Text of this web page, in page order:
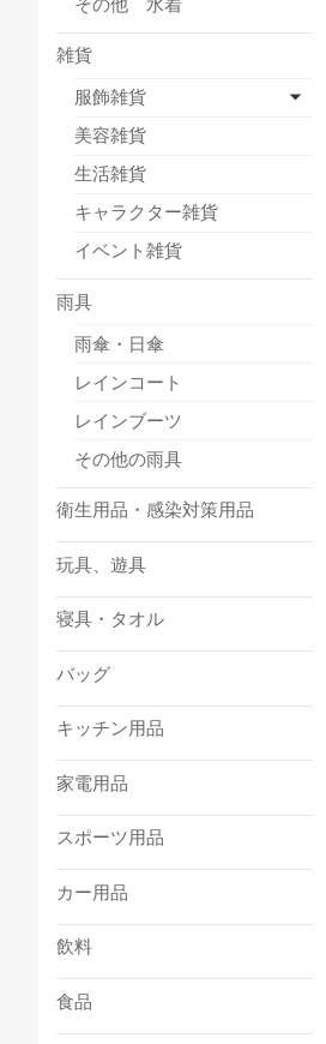
雑貨
服飾雑貨
美容雑貨
生活雑貨
キャラクター雑貨
イベント雑貨
雨具
雨傘・日傘
レインコート
レインブーツ
その他の雨具
衛生用品・感染対策用品
玩具、遊具
寝具・タオル
バッグ
キッチン用品
家電用品
スポーツ用品
カー用品
飲料
食品